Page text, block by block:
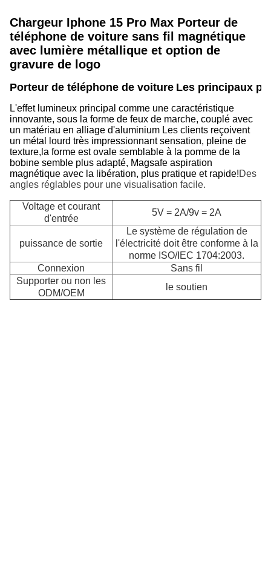
Chargeur Iphone 15 Pro Max Porteur de
téléphone de voiture sans fil magnétique
avec lumière métallique et option de
gravure de logo
Porteur de téléphone de voiture Les principaux
L'effet lumineux principal comme une caractéristique
innovante, sous la forme de feux de marche, couplé avec
un matériau en alliage d'aluminium Les clients reçoivent
un métal lourd très impressionnant sensation, pleine de
texture,la forme est ovale semblable à la pomme de la
bobine semble plus adapté, Magsafe aspiration
magnétique avec la libération, plus pratique et rapide!Des
angles réglables pour une visualisation facile.
Voltage et courant
d'entrée
5V = 2A/9v = 2A
puissance de sortie
Le système de régulation de
l'électricité doit être conforme à la
norme ISO/IEC 1704:2003.
Connexion
Sans fil
Supporter ou non les
ODM/OEM
le soutien